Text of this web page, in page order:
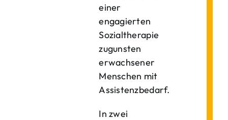
einer
engagierten
Sozialtherapie
zugunsten
erwachsener
Menschen mit
Assistenzbedarf.
In zwei